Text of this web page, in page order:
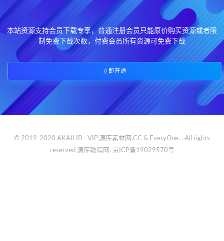
本站资源支持会员下载专享，普通注册会员只能原价购买资源或者限
制免费下载次数，付费会员所有资源可免费下载
立即开通
© 2019-2020 AKAILIB - VIP.源库素材网.CC & EveryOne. . All rights
reserved 源库教程网. 京ICP备19029570号